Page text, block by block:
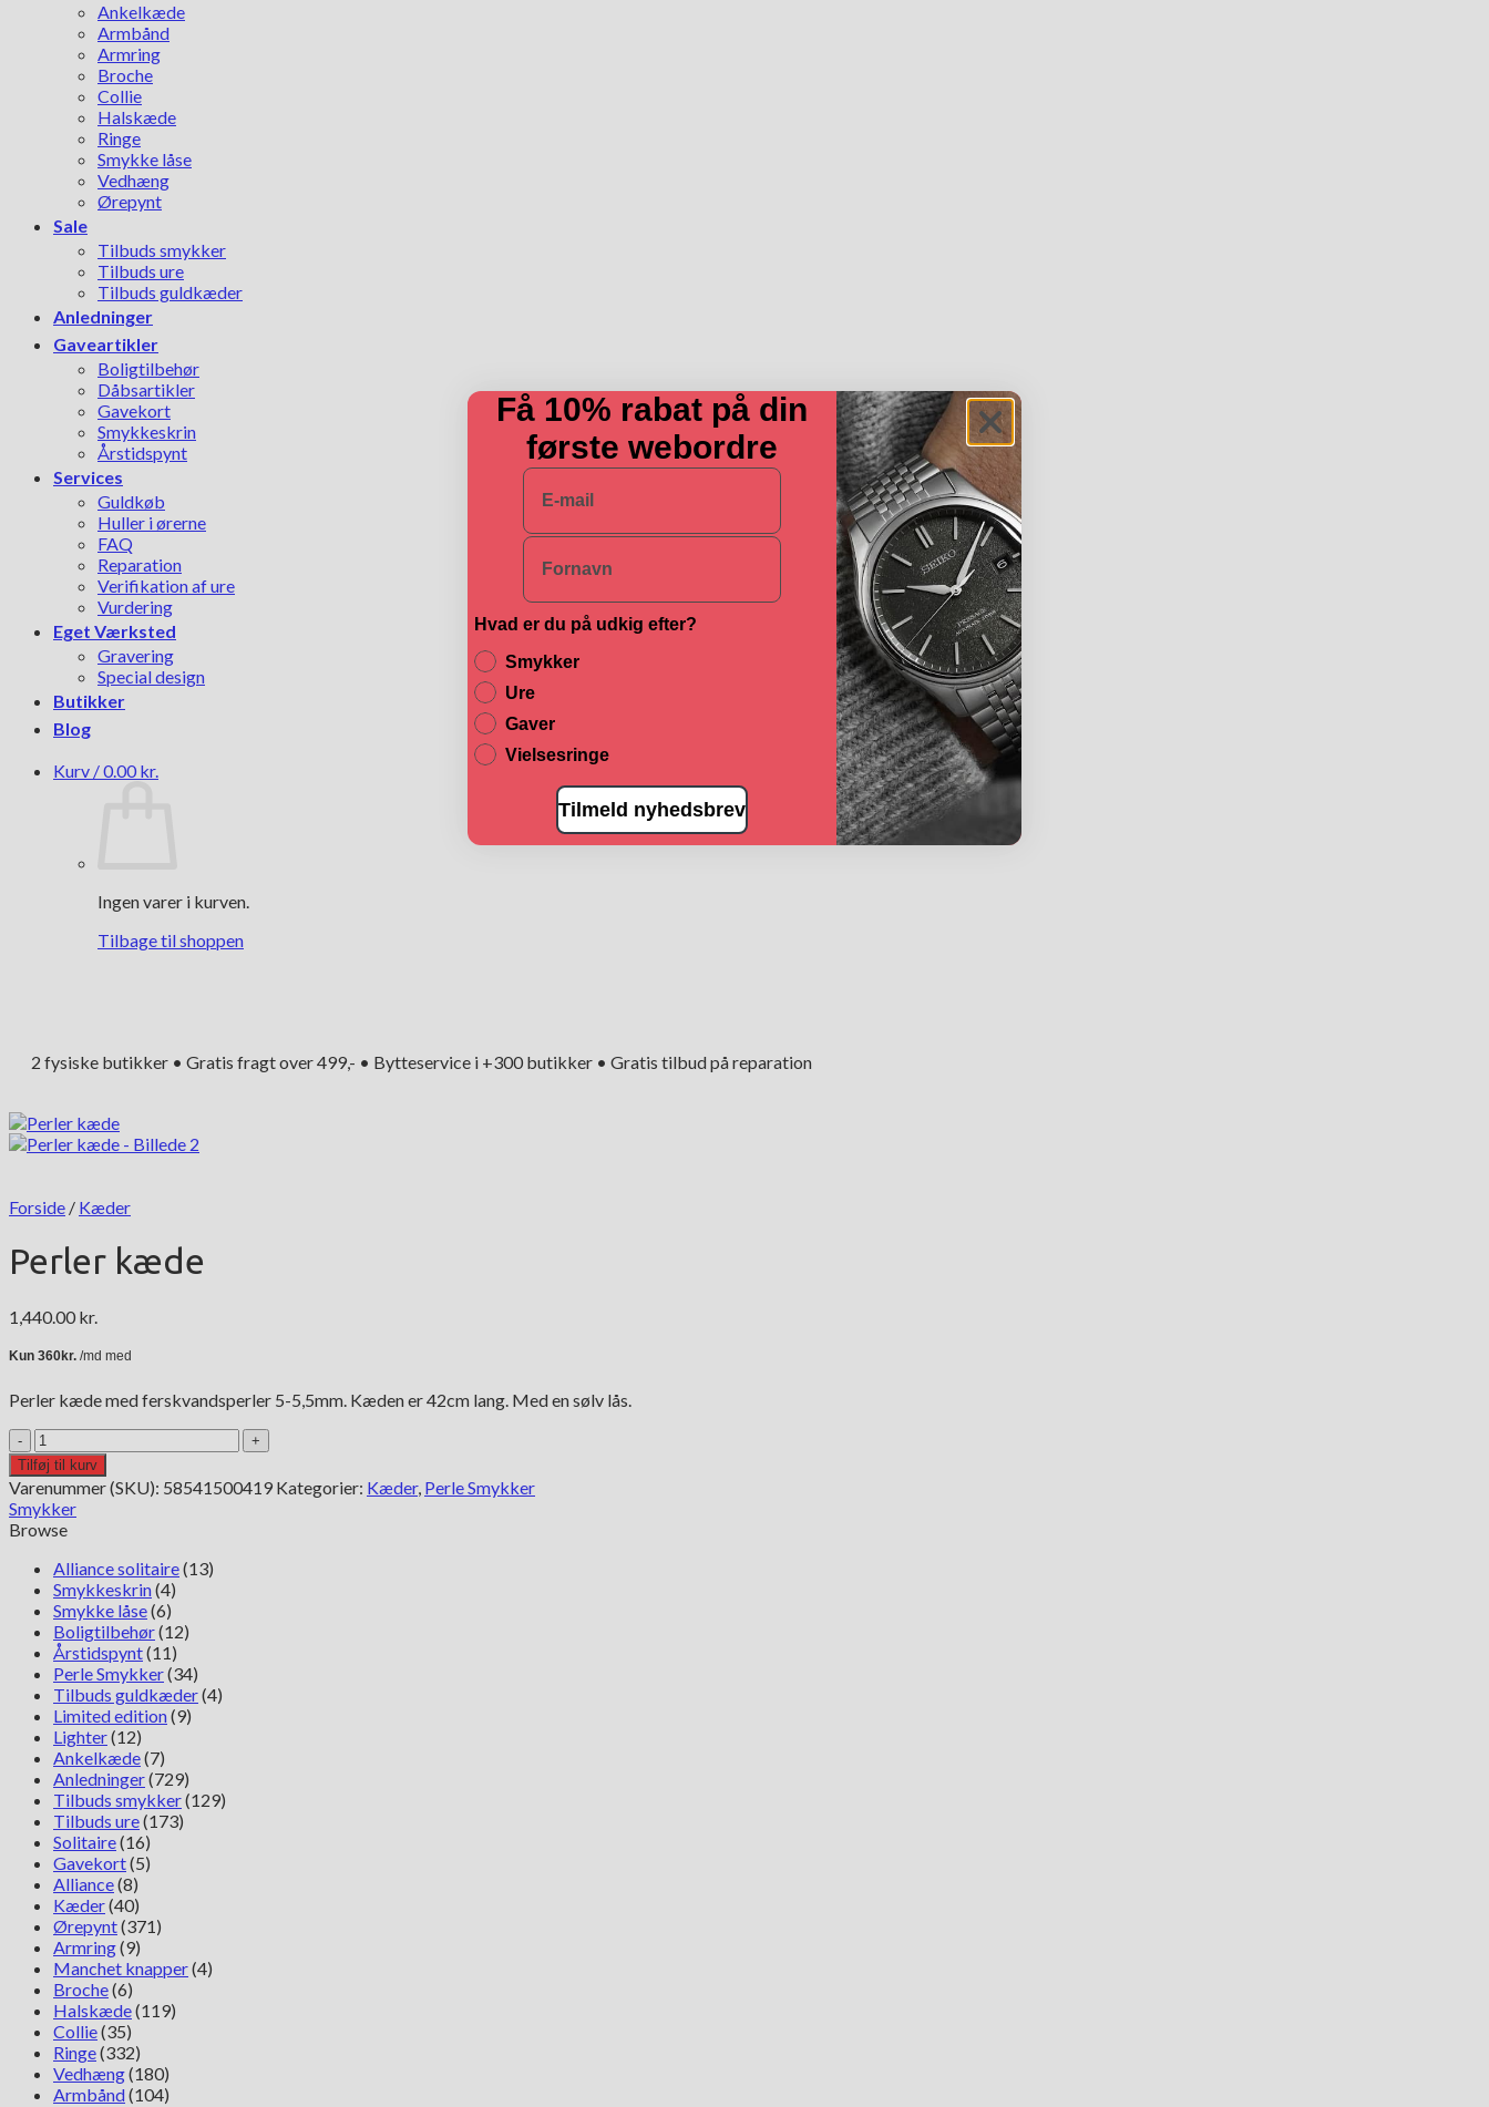
Ankelkæde
Armbånd
Armring
Broche
Collie
Halskæde
Ringe
Smykke låse
Vedhæng
Ørepynt
Sale
Tilbuds smykker
Tilbuds ure
Tilbuds guldkæder
Anledninger
Gaveartikler
Boligtilbehør
Dåbsartikler
Gavekort
Smykkeskrin
Årstidspynt
Services
Guldkøb
Huller i ørerne
FAQ
Reparation
Verifikation af ure
Vurdering
Eget Værksted
Gravering
Special design
Butikker
Blog
Kurv /0.00 kr.
Ingen varer i kurven.
Tilbage til shoppen
2 fysiske butikker • Gratis fragt over 499,- • Bytteservice i +300 butikker • Gratis tilbud på reparation
Forside / Kæder
Perler kæde
1,440.00 kr.
Perler kæde med ferskvandsperler 5-5,5mm. Kæden er 42cm lang. Med en sølv lås.
Perler
kæde
antal
Tilføj til kurv
Varenummer (SKU): 58541500419 Kategorier: Kæder, Perle Smykker
Smykker
Browse
Alliance solitaire(13)
Smykkeskrin(4)
Smykke låse(6)
Boligtilbehør(12)
Årstidspynt(11)
Perle Smykker(34)
Tilbuds guldkæder(4)
Limited edition(9)
Lighter(12)
Ankelkæde(7)
Anledninger(729)
Tilbuds smykker(129)
Tilbuds ure(173)
Solitaire(16)
Gavekort(5)
Alliance(8)
Kæder(40)
Ørepynt(371)
Armring(9)
Manchet knapper(4)
Broche(6)
Halskæde(119)
Collie(35)
Ringe(332)
Vedhæng(180)
Armbånd(104)
Få 10% rabat på din
første webordre
E-mail
Navn
Hvad er du på udkig efter?
Smykker
Ure
Gaver
Vielsesringe
Tilmeld nyhedsbrev